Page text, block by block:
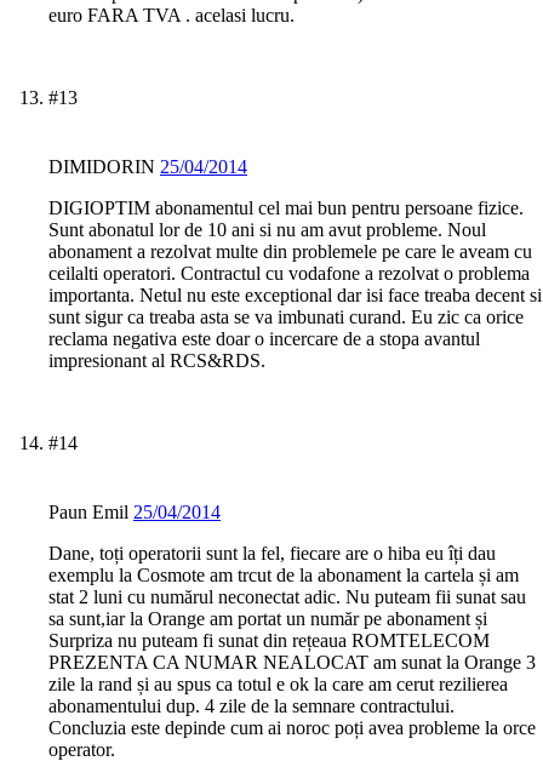
euro FARA TVA . acelasi lucru.
#13
DIMIDORIN 25/04/2014
DIGIOPTIM abonamentul cel mai bun pentru persoane fizice.
Sunt abonatul lor de 10 ani si nu am avut probleme. Noul
abonament a rezolvat multe din problemele pe care le aveam cu
ceilalti operatori. Contractul cu vodafone a rezolvat o problema
importanta. Netul nu este exceptional dar isi face treaba decent si
sunt sigur ca treaba asta se va imbunati curand. Eu zic ca orice
reclama negativa este doar o incercare de a stopa avantul
impresionant al RCS&RDS.
#14
Paun Emil 25/04/2014
Dane, toți operatorii sunt la fel, fiecare are o hiba eu îți dau
exemplu la Cosmote am trcut de la abonament la cartela și am
stat 2 luni cu numărul neconectat adic. Nu puteam fii sunat sau
sa sunt,iar la Orange am portat un număr pe abonament și
Surpriza nu puteam fi sunat din rețeaua ROMTELECOM
PREZENTA CA NUMAR NEALOCAT am sunat la Orange 3
zile la rand și au spus ca totul e ok la care am cerut rezilierea
abonamentului dup. 4 zile de la semnare contractului.
Concluzia este depinde cum ai noroc poți avea probleme la orce
operator.